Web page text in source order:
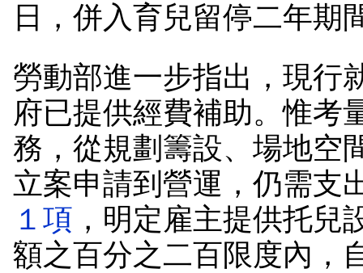
日，併入育兒留停二年期
勞動部進一步指出，現行
府已提供經費補助。惟考
務，從規劃籌設、場地空
立案申請到營運，仍需支
１項 ，明定雇主提供托
額之百分之二百限度內，